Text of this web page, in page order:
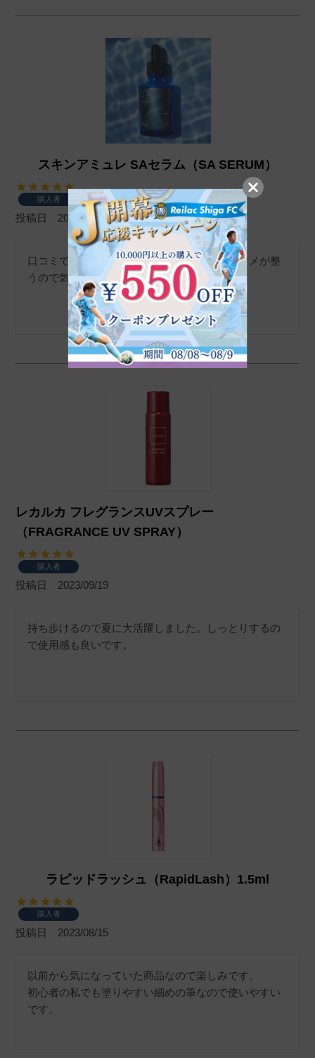
スキンアミュレ SAセラム（SA SERUM）
購入者
投稿日 2024/06/17
口コミで気になって購入しました。とにかくキメが整
うので気に入りました。
レカルカ フレグランスUVスプレー
（FRAGRANCE UV SPRAY）
購入者
投稿日 2023/09/19
持ち歩けるので夏に大活躍しました。しっとりするの
で使用感も良いです。
ラピッドラッシュ（RapidLash）1.5ml
購入者
投稿日 2023/08/15
以前から気になっていた商品なので楽しみです。
初心者の私でも塗りやすい細めの筆なので使いやすい
です。